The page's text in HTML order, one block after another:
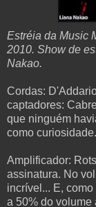
Estréia da Music
2010. Show de
Nakao.
Cordas:
captadores:
que ninguém
como
Amplificador:
assinatura. No
incrível... E,
a 50% do volume